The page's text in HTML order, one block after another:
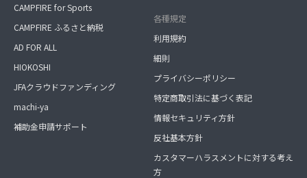
CAMPFIRE for Sports
CAMPFIRE ふるさと納税
AD FOR ALL
HIOKOSHI
JFAクラウドファンディング
machi-ya
補助金申請サポート
各種規定
利用規約
細則
プライバシーポリシー
特定商取引法に基づく表記
情報セキュリティ方針
反社基本方針
カスタマーハラスメントに対する考え
方